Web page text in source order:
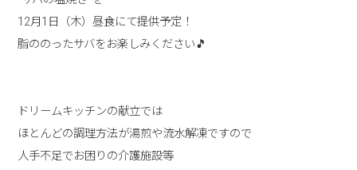
12月1日（木）昼食にて提供予定！
脂ののったサバをお楽しみください🎵
ドリームキッチンの献立では
ほとんどの調理方法が湯煎や流水解凍ですので
人手不足でお困りの介護施設等